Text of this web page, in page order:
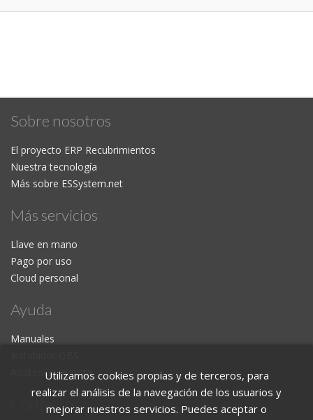
Utilizamos cookies propias y de terceros, para
realizar el análisis de la navegación de los usuarios y
mejorar nuestros servicios. Puedes aceptar o
Sobre nosotros
El proyecto ERP Recubrimientos
Nuestra tecnología
Más sobre ESSystem.net
Más servicios
Llave en mano
Pago por uso
Cloud personal
Ayuda
Manuales
Asistencia remota
Contacto